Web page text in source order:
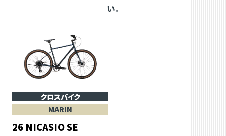
い。
クロスバイク
MARIN
26 NICASIO SE